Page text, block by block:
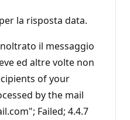
la risposta data.
il messaggio
ed altre volte non
of your
by the mail
Failed; 4.4.7